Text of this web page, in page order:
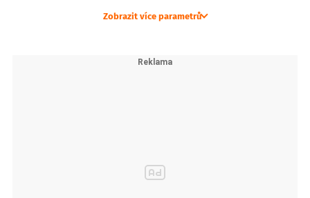
Zobrazit více parametrů